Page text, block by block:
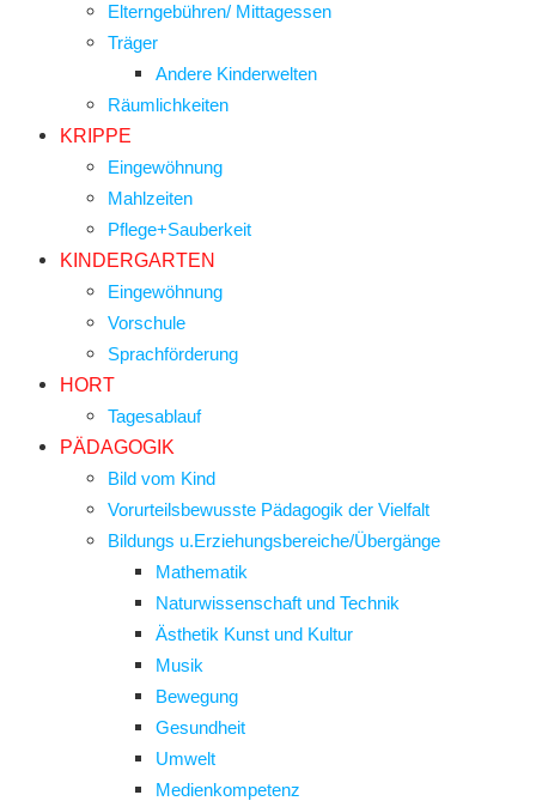
Elterngebühren/ Mittagessen
Träger
Andere Kinderwelten
Räumlichkeiten
KRIPPE
Eingewöhnung
Mahlzeiten
Pflege+Sauberkeit
KINDERGARTEN
Eingewöhnung
Vorschule
Sprachförderung
HORT
Tagesablauf
PÄDAGOGIK
Bild vom Kind
Vorurteilsbewusste Pädagogik der Vielfalt
Bildungs u.Erziehungsbereiche/Übergänge
Mathematik
Naturwissenschaft und Technik
Ästhetik Kunst und Kultur
Musik
Bewegung
Gesundheit
Umwelt
Medienkompetenz